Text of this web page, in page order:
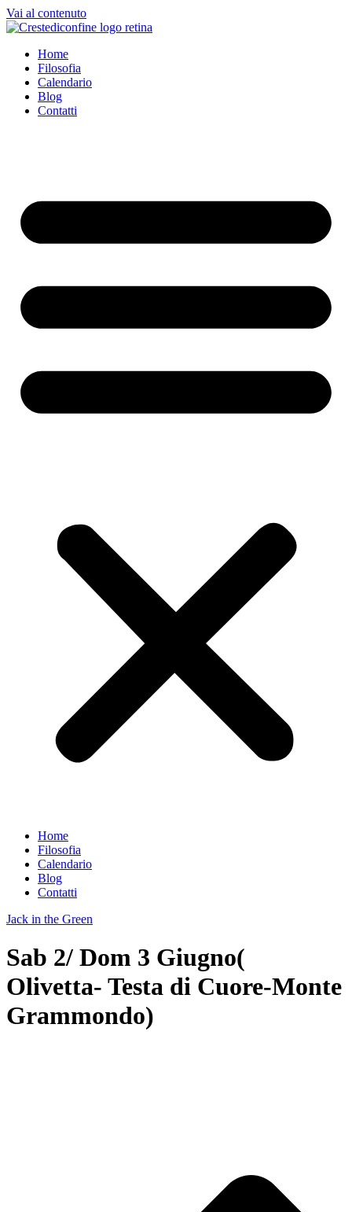
Vai al contenuto
Home
Filosofia
Calendario
Blog
Contatti
Home
Filosofia
Calendario
Blog
Contatti
Jack in the Green
Sab 2/ Dom 3 Giugno(
Olivetta- Testa di Cuore-Monte
Grammondo)